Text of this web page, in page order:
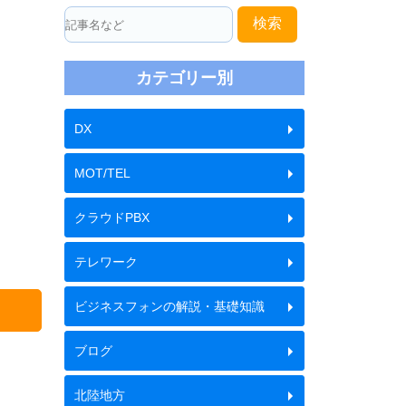
検索
カテゴリー別
DX
MOT/TEL
クラウドPBX
テレワーク
ビジネスフォンの解説・基礎知識
ブログ
北陸地方